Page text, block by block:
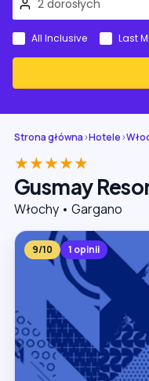
All Inclusive Last
Strona główna›Hotele›
★★★★★
Gusmay
Włochy • Gargano
9/10 1 opinii